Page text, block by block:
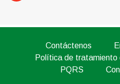
Contáctenos
Política de tratamiento
PQRS